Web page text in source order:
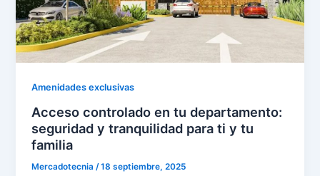
Amenidades exclusivas
Acceso controlado en tu departamento:
seguridad y tranquilidad para ti y tu
familia
Mercadotecnia /18 septiembre, 2025